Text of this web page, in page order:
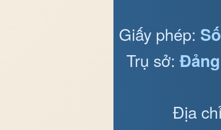
Giấy phép:
Trụ sở:
Địa